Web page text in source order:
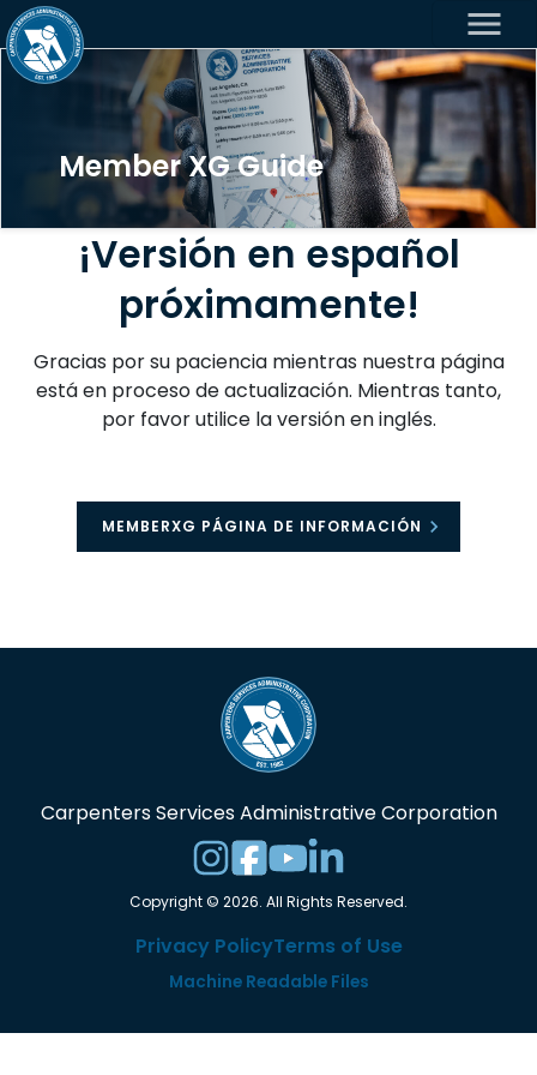
menu
Member XG Guide
¡Versión en español
próximamente!
Gracias por su paciencia mientras nuestra página
está en proceso de actualización. Mientras tanto,
por favor utilice la versión en inglés.
MEMBERXG PÁGINA DE INFORMACIÓN
Carpenters Services Administrative Corporation
Copyright © 2026. All Rights Reserved.
Privacy PolicyTerms of Use
Machine Readable Files